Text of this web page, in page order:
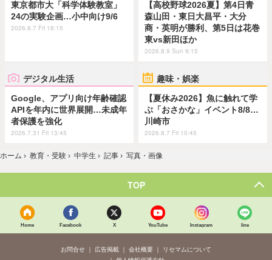
東京都市大「科学体験教室」
24の実験企画…小中向け9/6
2026.8.7 Fri 18:15
【高校野球2026夏】第4日青
森山田・東日大昌平・大分
商・英明が勝利、第5日は花巻
東vs新田ほか
2026.8.9 Sun 9:15
デジタル生活
Google、アプリ向け年齢確認
APIを年内に世界展開…未成年
者保護を強化
2026.7.31 Fri 13:45
趣味・娯楽
【夏休み2026】魚に触れて学
ぶ「おさかな」イベント8/8…
川崎市
2026.8.7 Fri 10:45
ホーム › 教育・受験 › 中学生 › 記事 › 写真・画像
TOP
Home Facebook X YouTube Instagram line
お問合せ 広告掲載 会社概要
リセマムについて